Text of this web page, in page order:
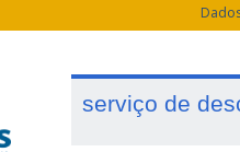
serviço de